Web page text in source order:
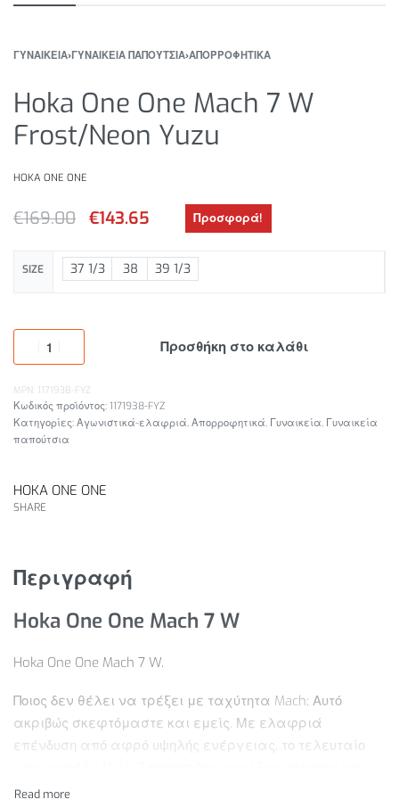
ΓΥΝΑΙΚΕΙΑ›ΓΥΝΑΙΚΕΙΑ ΠΑΠΟΥΤΣΙΑ›ΑΠΟΡΡΟΦΗΤΙΚΑ
Hoka One One Mach 7 W
Frost/Neon Yuzu
HOKA ONE ONE
€169.00 €143.65 Προσφορά!
SIZE 37 1/3 38 39 1/3
Προσθήκη στο καλάθι
MPN: 1171938-FYZ
1171938-FYZ
Κατηγορίες: Αγωνιστικά-ελαφριά, Απορροφητικά, Γυναικεία, Γυναικεία
παπούτσια
HOKA ONE ONE
SHARE
Περιγραφή
Hoka One One Mach 7 W
Hoka One One Mach 7 W.
Ποιος δεν θέλει να τρέξει με ταχύτητα Mach; Αυτό
ακριβώς σκεφτόμαστε και εμείς. Με ελαφριά
επένδυση από αφρό υψηλής ενέργειας, το τελευταίο
ευέλικτη κίνηση με τον προκάτοχό του, αλλά με